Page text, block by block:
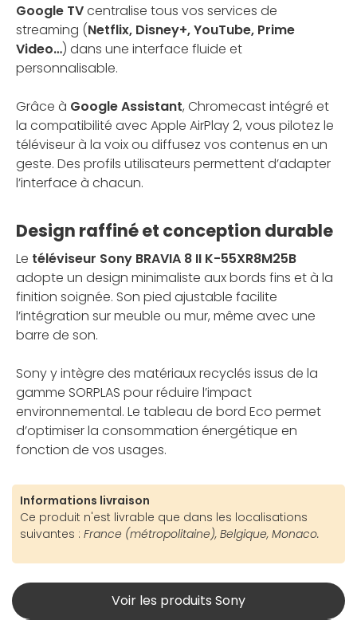
Google TVcentralise tous vos services de
streaming (Netflix, Disney+, YouTube, Prime
Video…) dans une interface fluide et
personnalisable.
Grâce à Google Assistant, Chromecast intégré et
la compatibilité avec Apple AirPlay 2, vous pilotez le
téléviseur à la voix ou diffusez vos contenus en un
geste. Des profils utilisateurs permettent d’adapter
l’interface à chacun.
Design raffiné et conception durable
Le téléviseur Sony BRAVIA 8 II K-55XR8M25B
adopte un design minimaliste aux bords fins et à la
finition soignée. Son pied ajustable facilite
l’intégration sur meuble ou mur, même avec une
barre de son.
Sony y intègre des matériaux recyclés issus de la
gamme SORPLAS pour réduire l’impact
environnemental. Le tableau de bord Eco permet
d’optimiser la consommation énergétique en
fonction de vos usages.
Informations livraison
Ce produit n'est livrable que dans les localisations
suivantes : France (métropolitaine), Belgique, Monaco.
Voir les produits Sony